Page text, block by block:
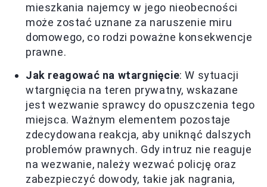
mieszkania najemcy w jego nieobecności
może zostać uznane za naruszenie miru
domowego, co rodzi poważne konsekwencje
prawne.
Jak reagować na wtargnięcie: W sytuacji
wtargnięcia na teren prywatny, wskazane
jest wezwanie sprawcy do opuszczenia tego
miejsca. Ważnym elementem pozostaje
zdecydowana reakcja, aby uniknąć dalszych
problemów prawnych. Gdy intruz nie reaguje
na wezwanie, należy wezwać policję oraz
zabezpieczyć dowody, takie jak nagrania,